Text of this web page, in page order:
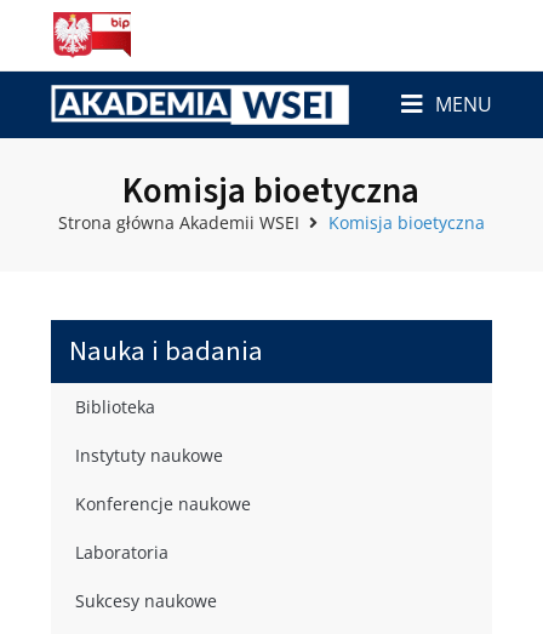
MENU
Komisja bioetyczna
Strona główna Akademii WSEI Komisja bioetyczna
Nauka i badania
Biblioteka
Instytuty naukowe
Konferencje naukowe
Laboratoria
Sukcesy naukowe